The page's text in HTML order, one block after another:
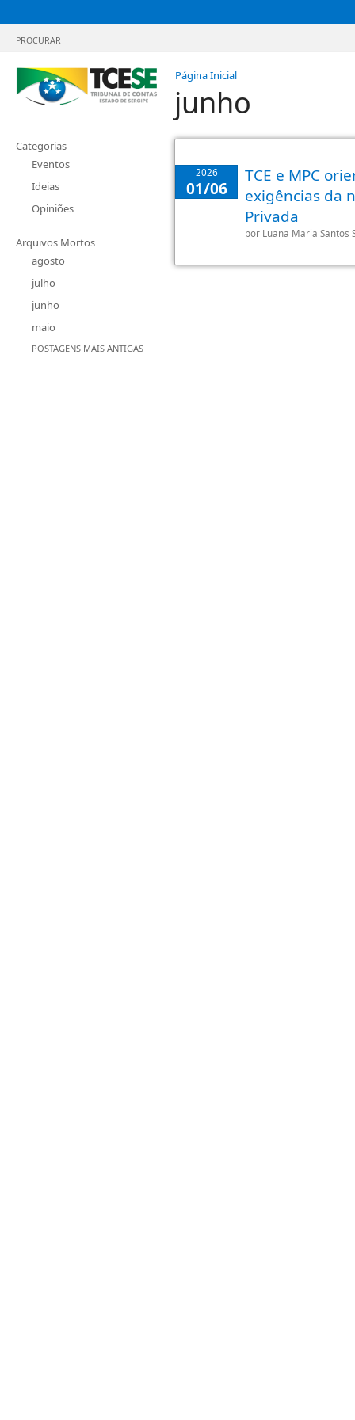
PROCURAR
Página Inicial
junho
Categorias
Eventos
Ideias
Opiniões
Arquivos Mortos
agosto
julho
junho
maio
POSTAGENS MAIS ANTIGAS
2026
01/06
TCE e MPC
exigências da
Privada
por Luana Maria Santos